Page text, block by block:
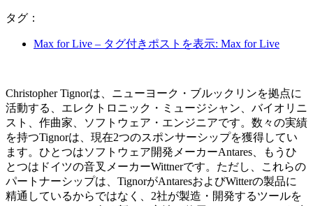
タグ：
Max for Live – タグ付きポストを表示: Max for Live
Christopher Tignorは、ニューヨーク・ブルックリンを拠点に
活動する、エレクトロニック・ミュージシャン、バイオリニ
スト、作曲家、ソフトウェア・エンジニアです。数々の実績
を持つTignorは、現在2つのスポンサーシップを獲得してい
ます。ひとつはソフトウェア開発メーカーAntares、もうひ
とつはドイツの音叉メーカーWittnerです。ただし、これらの
パートナーシップは、TignorがAntaresおよびWitterの製品に
精通しているからではなく、2社が製造・開発するツールを